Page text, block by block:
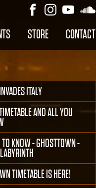
STORE CONTACT
ITALY
AND ALL YOU
KNOW - GHOSTTOWN -
TIMETABLE IS HERE!